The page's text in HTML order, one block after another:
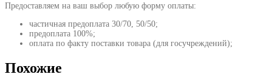
Предоставляем на ваш выбор любую форму оплаты:
частичная предоплата 30/70, 50/50;
предоплата 100%;
оплата по факту поставки товара (для госучреждений);
Похожие